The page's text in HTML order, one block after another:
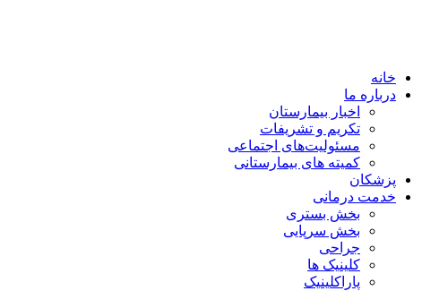
خانه
درباره ما
اخبار بیمارستان
تکریم و تشریفات
مسئولیت‌های اجتماعی
کمیته های بیمارستانی
پزشکان
خدمت درمانی
بخش بستری
بخش سرپایی
جراحی
کلینیک ها
پاراکلینیک